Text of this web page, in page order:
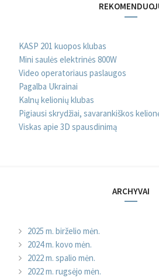
KASP 201 kuopos klubas
Mini saulės elektrinės 800W
Video operatoriaus paslaugos
Pagalba Ukrainai
Kalnų kelionių klubas
Pigiausi skrydžiai, savarankiškos
Viskas apie 3D spausdinimą
ARCHYVAI
2025 m. birželio mėn.
2024 m. kovo mėn.
2022 m. spalio mėn.
2022 m. rugsėjo mėn.